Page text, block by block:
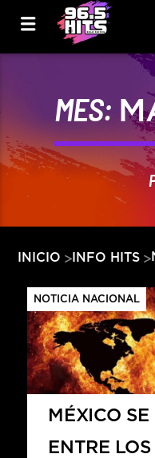
MES:
INICIO INFO HITS
NOTICIA NACIONAL
MÉXICO
ENTRE